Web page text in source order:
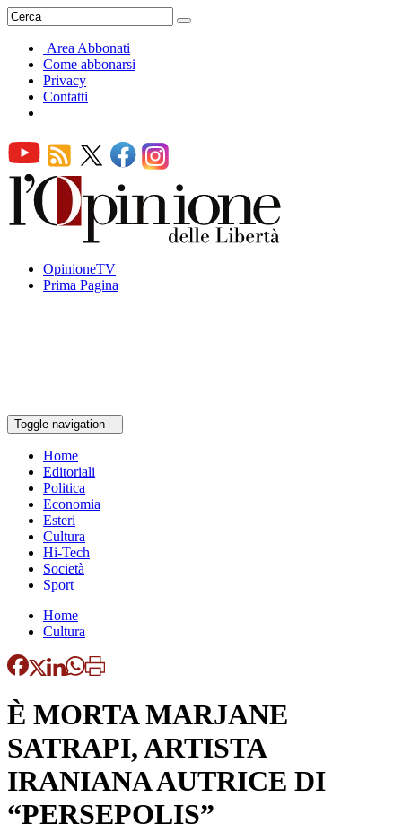
Area Abbonati
Come abbonarsi
Privacy
Contatti
OpinioneTV
Prima Pagina
Toggle navigation
Home
Editoriali
Politica
Economia
Esteri
Cultura
Hi-Tech
Società
Sport
Home
Cultura
È MORTA MARJANE
SATRAPI, ARTISTA
IRANIANA AUTRICE DI
“PERSEPOLIS”